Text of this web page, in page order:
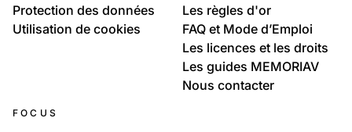
Protection des données
Utilisation de cookies
Les règles d'or
FAQ et Mode d’Emploi
Les licences et les droits
Les guides MEMORIAV
Nous contacter
FOCUS